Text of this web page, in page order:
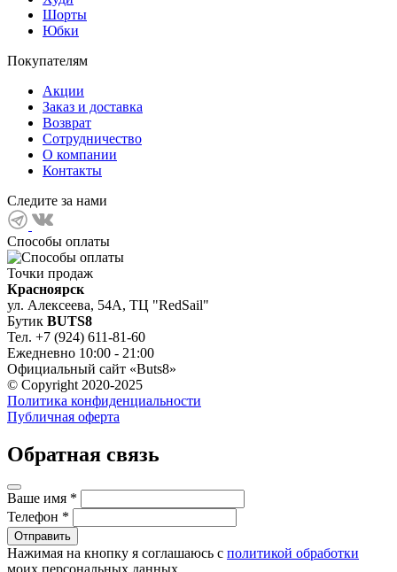
Шорты
Юбки
Покупателям
Акции
Заказ и доставка
Возврат
Сотрудничество
О компании
Контакты
Следите за нами
Способы оплаты
Точки продаж
Красноярск
ул. Алексеева, 54А, ТЦ "RedSail"
Бутик BUTS8
Тел. +7 (924) 611-81-60
Ежедневно 10:00 - 21:00
Официальный сайт «Buts8»
© Copyright 2020-2025
Политика конфиденциальности
Публичная оферта
Обратная связь
Ваше имя *
Телефон *
Нажимая на кнопку я соглашаюсь с политикой обработки
моих персональных данных